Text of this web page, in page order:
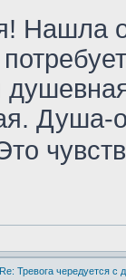
Нашла
Душа-
Re: Тревога чередуется с